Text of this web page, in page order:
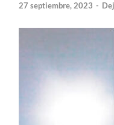
27 septiembre, 2023 -